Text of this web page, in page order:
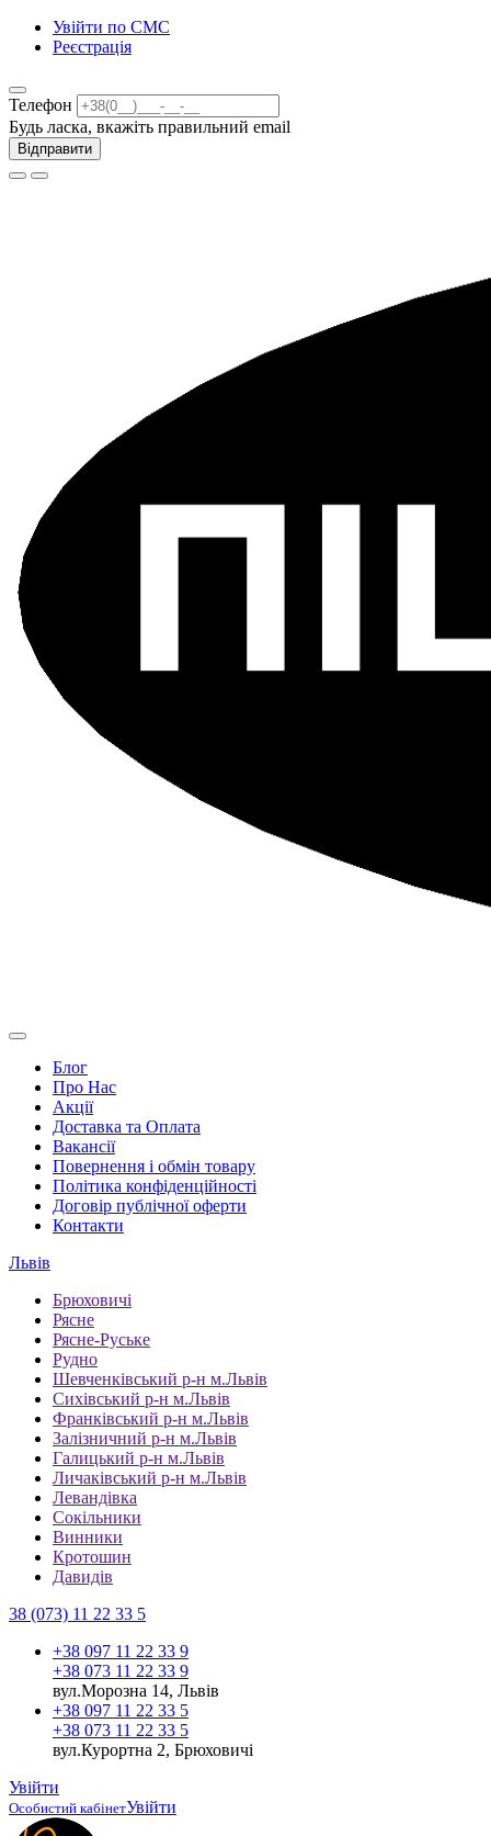
Увійти по СМС
Реєстрація
Телефон
Будь ласка, вкажіть правильний email
Відправити
Блог
Про Нас
Акції
Доставка та Оплата
Вакансії
Повернення і обмін товару
Політика конфіденційності
Договір публічної оферти
Контакти
Львів
Брюховичі
Рясне
Рясне-Руське
Рудно
Шевченківський р-н м.Львів
Сихівський р-н м.Львів
Франківський р-н м.Львів
Залізничний р-н м.Львів
Галицький р-н м.Львів
Личаківський р-н м.Львів
Левандівка
Сокільники
Винники
Кротошин
Давидів
38 (073) 11 22 33 5
+38 097 11 22 33 9
+38 073 11 22 33 9
вул.Морозна 14, Львів
+38 097 11 22 33 5
+38 073 11 22 33 5
вул.Курортна 2, Брюховичі
Увійти
Особистий кабінетУвійти